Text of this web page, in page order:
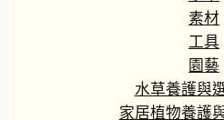
素材
工具
園藝
水草養護與
家居植物養護